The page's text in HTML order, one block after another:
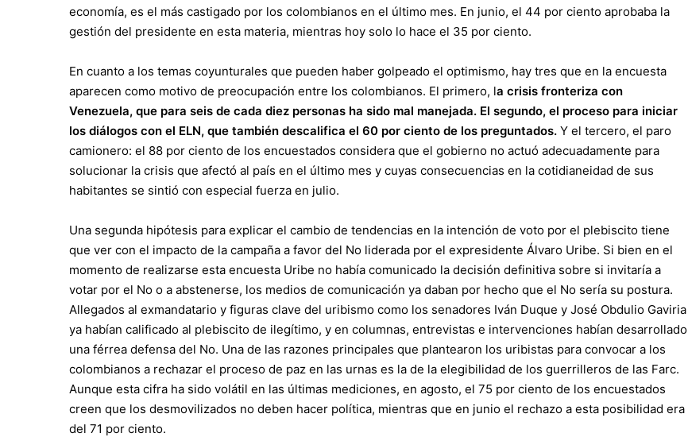
economía, es el más castigado por los colombianos en el último mes. En junio, el 44 por ciento aprobaba la
gestión del presidente en esta materia, mientras hoy solo lo hace el 35 por ciento.
En cuanto a los temas coyunturales que pueden haber golpeado el optimismo, hay tres que en la encuesta
aparecen como motivo de preocupación entre los colombianos. El primero, la crisis fronteriza con
Venezuela, que para seis de cada diez personas ha sido mal manejada. El segundo, el proceso para iniciar
los diálogos con el ELN, que también descalifica el 60 por ciento de los preguntados. Y el tercero, el paro
camionero: el 88 por ciento de los encuestados considera que el gobierno no actuó adecuadamente para
solucionar la crisis que afectó al país en el último mes y cuyas consecuencias en la cotidianeidad de sus
habitantes se sintió con especial fuerza en julio.
Una segunda hipótesis para explicar el cambio de tendencias en la intención de voto por el plebiscito tiene
que ver con el impacto de la campaña a favor del No liderada por el expresidente Álvaro Uribe. Si bien en el
momento de realizarse esta encuesta Uribe no había comunicado la decisión definitiva sobre si invitaría a
votar por el No o a abstenerse, los medios de comunicación ya daban por hecho que el No sería su postura.
Allegados al exmandatario y figuras clave del uribismo como los senadores Iván Duque y José Obdulio Gaviria
ya habían calificado al plebiscito de ilegítimo, y en columnas, entrevistas e intervenciones habían desarrollado
una férrea defensa del No. Una de las razones principales que plantearon los uribistas para convocar a los
colombianos a rechazar el proceso de paz en las urnas es la de la elegibilidad de los guerrilleros de las Farc.
Aunque esta cifra ha sido volátil en las últimas mediciones, en agosto, el 75 por ciento de los encuestados
creen que los desmovilizados no deben hacer política, mientras que en junio el rechazo a esta posibilidad era
del 71 por ciento.